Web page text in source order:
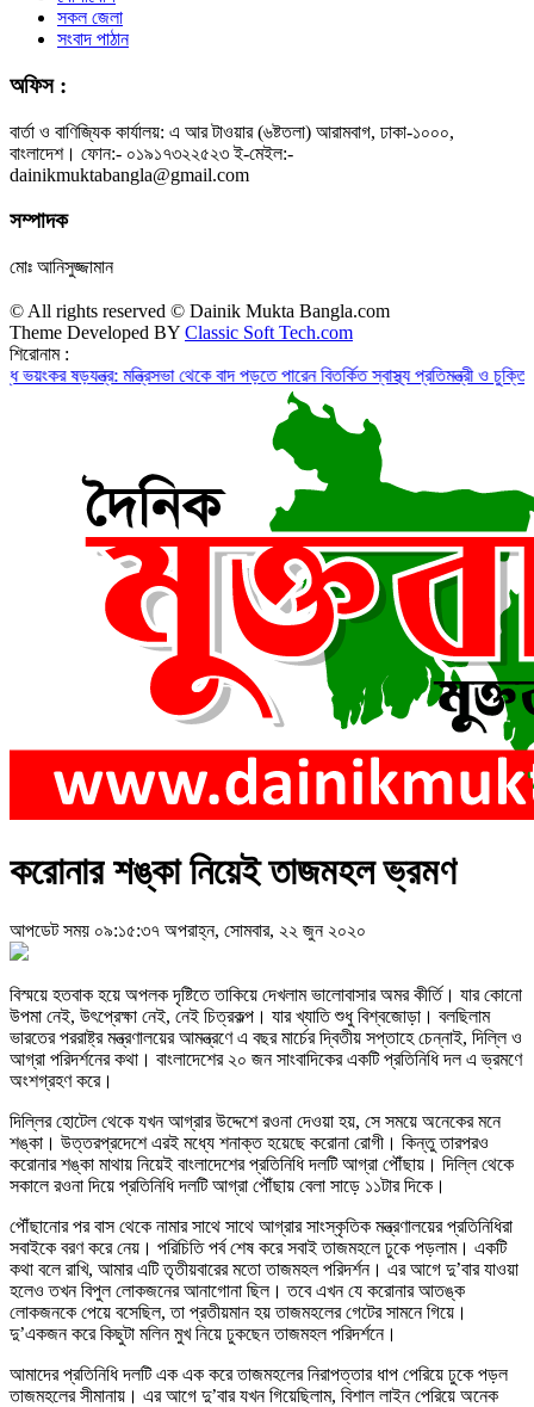
সকল জেলা
সংবাদ পাঠান
অফিস :
বার্তা ও বাণিজ্যিক কার্যালয়: এ আর টাওয়ার (৬ষ্টতলা) আরামবাগ, ঢাকা-১০০০,
বাংলাদেশ। ফোন:- ০১৯১৭৩২২৫২৩ ই-মেইল:-
dainikmuktabangla@gmail.com
সম্পাদক
মোঃ আনিসুজ্জামান
© All rights reserved © Dainik Mukta Bangla.com
Theme Developed BY Classic Soft Tech.com
শিরোনাম :
মন্ত্রিসভা থেকে বাদ পড়তে পারেন বিতর্কিত স্বাস্থ্য প্রতিমন্ত্রী ও চুক্তিভিত্তিক
করোনার শঙ্কা নিয়েই তাজমহল ভ্রমণ
আপডেট সময় ০৯:১৫:৩৭ অপরাহ্ন, সোমবার, ২২ জুন ২০২০
বিস্ময়ে হতবাক হয়ে অপলক দৃষ্টিতে তাকিয়ে দেখলাম ভালোবাসার অমর কীর্তি। যার কোনো
উপমা নেই, উৎপ্রেক্ষা নেই, নেই চিত্রকল্প। যার খ্যাতি শুধু বিশ্বজোড়া। বলছিলাম
ভারতের পররাষ্ট্র মন্ত্রণালয়ের আমন্ত্রণে এ বছর মার্চের দ্বিতীয় সপ্তাহে চেন্নাই, দিল্লি ও
আগ্রা পরিদর্শনের কথা। বাংলাদেশের ২০ জন সাংবাদিকের একটি প্রতিনিধি দল এ ভ্রমণে
অংশগ্রহণ করে।
দিল্লির হোটেল থেকে যখন আগ্রার উদ্দেশে রওনা দেওয়া হয়, সে সময়ে অনেকের মনে
শঙ্কা। উত্তরপ্রদেশে এরই মধ্যে শনাক্ত হয়েছে করোনা রোগী। কিন্তু তারপরও
করোনার শঙ্কা মাথায় নিয়েই বাংলাদেশের প্রতিনিধি দলটি আগ্রা পৌঁছায়। দিল্লি থেকে
সকালে রওনা দিয়ে প্রতিনিধি দলটি আগ্রা পৌঁছায় বেলা সাড়ে ১১টার দিকে।
পৌঁছানোর পর বাস থেকে নামার সাথে সাথে আগ্রার সাংস্কৃতিক মন্ত্রণালয়ের প্রতিনিধিরা
সবাইকে বরণ করে নেয়। পরিচিতি পর্ব শেষ করে সবাই তাজমহলে ঢুকে পড়লাম। একটি
কথা বলে রাখি, আমার এটি তৃতীয়বারের মতো তাজমহল পরিদর্শন। এর আগে দু’বার যাওয়া
হলেও তখন বিপুল লোকজনের আনাগোনা ছিল। তবে এখন যে করোনার আতঙ্ক
লোকজনকে পেয়ে বসেছিল, তা প্রতীয়মান হয় তাজমহলের গেটের সামনে গিয়ে।
দু’একজন করে কিছুটা মলিন মুখ নিয়ে ঢুকছেন তাজমহল পরিদর্শনে।
আমাদের প্রতিনিধি দলটি এক এক করে তাজমহলের নিরাপত্তার ধাপ পেরিয়ে ঢুকে পড়ল
তাজমহলের সীমানায়। এর আগে দু’বার যখন গিয়েছিলাম, বিশাল লাইন পেরিয়ে অনেক